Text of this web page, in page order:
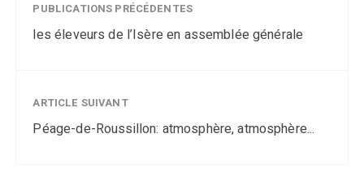
PUBLICATIONS PRÉCÉDENTES
les éleveurs de l’Isère en assemblée générale
ARTICLE SUIVANT
Péage-de-Roussillon: atmosphère, atmosphère...